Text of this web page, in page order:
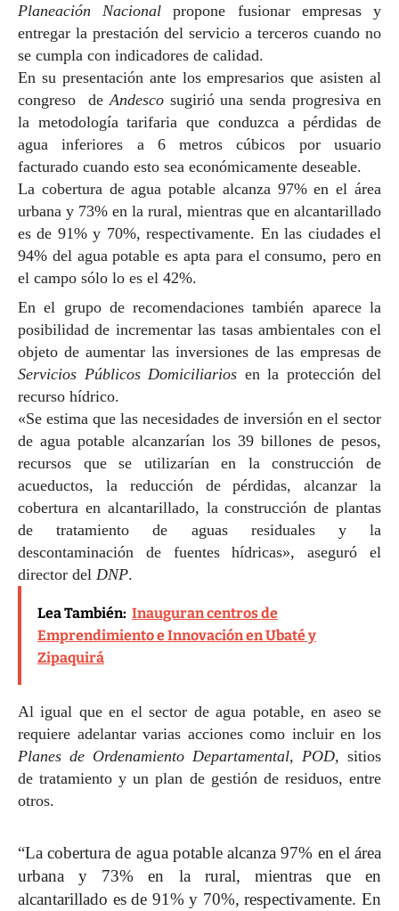
Planeación Nacionalpropone fusionar empresas y
entregar la prestación del servicio a terceros cuando no
se cumpla con indicadores de calidad.
En su presentación ante los empresarios que asisten al
congreso de Andescosugirió una senda progresiva en
la metodología tarifaria que conduzca a pérdidas de
agua inferiores a 6 metros cúbicos por usuario
facturado cuando esto sea económicamente deseable.
La cobertura de agua potable alcanza 97% en el área
urbana y 73% en la rural, mientras que en alcantarillado
es de 91% y 70%, respectivamente. En las ciudades el
94% del agua potable es apta para el consumo, pero en
el campo sólo lo es el 42%.
En el grupo de recomendaciones también aparece la
posibilidad de incrementar las tasas ambientales con el
objeto de aumentar las inversiones de las empresas de
Servicios Públicos Domiciliarios en la protección del
recurso hídrico.
«Se estima que las necesidades de inversión en el sector
de agua potable alcanzarían los 39 billones de pesos,
recursos que se utilizarían en la construcción de
acueductos, la reducción de pérdidas, alcanzar la
cobertura en alcantarillado, la construcción de plantas
de tratamiento de aguas residuales y la
descontaminación de fuentes hídricas», aseguró el
director del DNP.
Lea También: Inauguran centros de
Emprendimiento e Innovación en Ubaté y
Zipaquirá
Al igual que en el sector de agua potable, en aseo se
requiere adelantar varias acciones como incluir en los
Planes de Ordenamiento Departamental, POD, sitios
de tratamiento y un plan de gestión de residuos, entre
otros.
“La cobertura de agua potable alcanza 97% en el área
urbana y 73% en la rural, mientras que en
alcantarillado es de 91% y 70%, respectivamente. En